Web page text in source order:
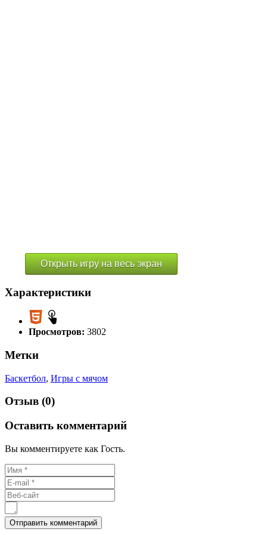
Открыть игру на весь экран
Характеристики
Просмотров: 3802
Метки
Баскетбол, Игры с мячом
Отзыв (0)
Оставить комментарий
Вы комментируете как Гость.